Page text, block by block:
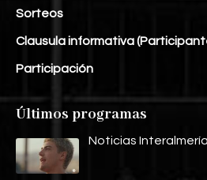
Sorteos
Clausula informativa
Participación
Últimos programas
Noticias